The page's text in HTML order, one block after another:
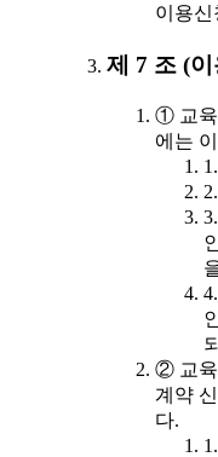
이용신
제 7 조 (
① 교육
에는
② 교육
계약
다.